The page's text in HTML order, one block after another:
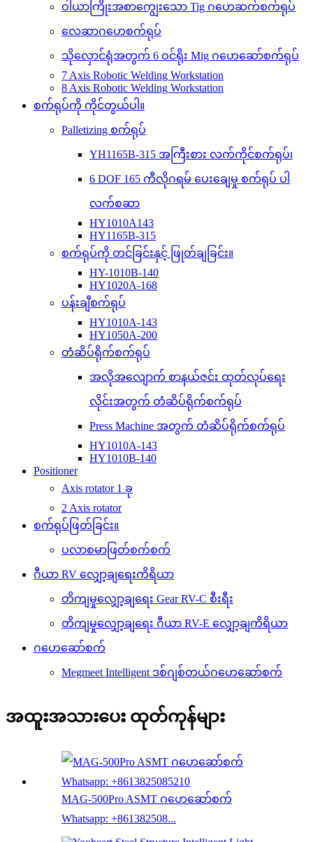
ဝါယာကြိုးအစာကျွေးသော Tig ဂဟေဆက်စက်ရုပ်
လေဆာဂဟေစက်ရုပ်
သိုလှောင်ရုံအတွက် 6 ဝင်ရိုး Mig ဂဟေဆော်စက်ရုပ်
7 Axis Robotic Welding Workstation
8 Axis Robotic Welding Workstation
စက်ရုပ်ကို ကိုင်တွယ်ပါ။
Palletizing စက်ရုပ်
YH1165B-315 အကြီးစား လက်ကိုင်စက်ရုပ်၊
6 DOF 165 ကီလိုဂရမ် ပေးချေမှု စက်ရုပ် ပါ
လက်စဆာ
HY1010A143
HY1165B-315
စက်ရုပ်ကို တင်ခြင်းနှင့် ဖြုတ်ချခြင်း။
HY-1010B-140
HY1020A-168
ပန်းချီစက်ရုပ်
HY1010A-143
HY1050A-200
တံဆိပ်ရိုက်စက်ရုပ်
အလိုအလျောက် စာနယ်ဇင်း ထုတ်လုပ်ရေး
လိုင်းအတွက် တံဆိပ်ရိုက်စက်ရုပ်
Press Machine အတွက် တံဆိပ်ရိုက်စက်ရုပ်
HY1010A-143
HY1010B-140
Positioner
Axis rotator 1 ခု
2 Axis rotator
စက်ရုပ်ဖြတ်ခြင်း။
ပလာစမာဖြတ်စက်စက်
ဂီယာ RV လျှော့ချရေးကိရိယာ
တိကျမှုလျှော့ချရေး Gear RV-C စီးရီး
တိကျမှုလျှော့ချရေး ဂီယာ RV-E လျှော့ချကိရိယာ
ဂဟေဆော်စက်
Megmeet Intelligent ဒစ်ဂျစ်တယ်ဂဟေဆော်စက်
အထူးအသားပေး ထုတ်ကုန်များ
MAG-500Pro ASMT ဂဟေဆော်စက်
Whatsapp: +861382508...